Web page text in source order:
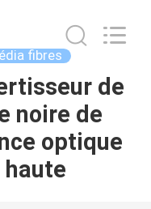
fibres
de
noire de
optique